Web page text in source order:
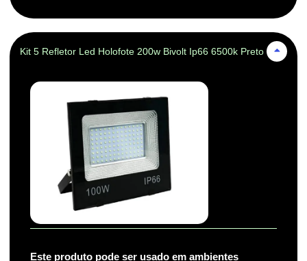
Kit 5 Refletor Led Holofote 200w Bivolt Ip66 6500k Preto
Este produto pode ser usado em ambientes